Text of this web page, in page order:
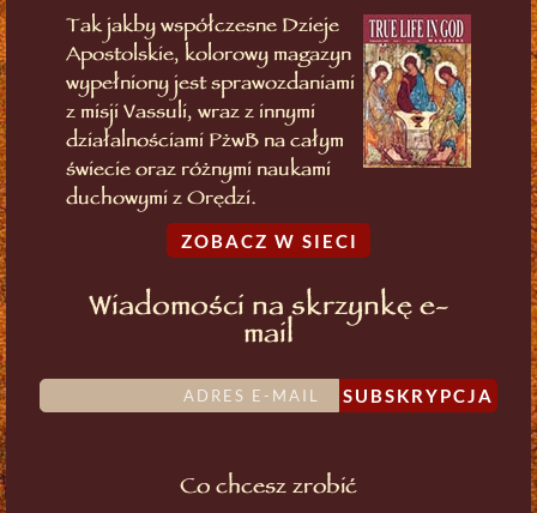
Tak jakby współczesne Dzieje
Apostolskie, kolorowy magazyn
wypełniony jest sprawozdaniami
z misji Vassuli, wraz z innymi
działalnościami PżwB na całym
świecie oraz różnymi naukami
duchowymi z Orędzi.
ZOBACZ W SIECI
Wiadomości na skrzynkę e-
mail
SUBSKRYPCJA
Co chcesz zrobić